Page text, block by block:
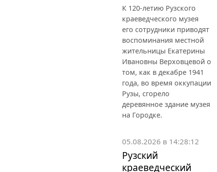
К 120-летию Рузского
краеведческого музея
его сотрудники приводят
воспоминания местной
жительницы Екатерины
Ивановны Верховцевой о
том, как в декабре 1941
года, во время оккупации
Рузы, сгорело
деревянное здание музея
на Городке.
05.08.2026 в 14:28:12
Рузский
краеведческий